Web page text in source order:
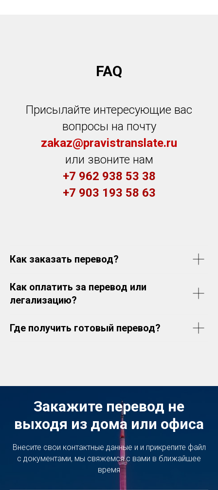
FAQ
Присылайте интересующие вас
вопросы на почту
zakaz@pravistranslate.ru
или звоните нам
+7 962 938 53 38
+7 903 193 58 63
Как заказать перевод?
Как оплатить за перевод или
легализацию?
Где получить готовый перевод?
Закажите перевод не
выходя из дома или офиса
Внесите свои контактные данные и и прикрепите файл
с документами, мы свяжемся с вами в ближайшее
время